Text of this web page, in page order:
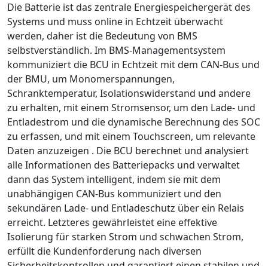
Die Batterie ist das zentrale Energiespeichergerät des
Systems und muss online in Echtzeit überwacht
werden, daher ist die Bedeutung von BMS
selbstverständlich. Im BMS-Managementsystem
kommuniziert die BCU in Echtzeit mit dem CAN-Bus und
der BMU, um Monomerspannungen,
Schranktemperatur, Isolationswiderstand und andere
zu erhalten, mit einem Stromsensor, um den Lade- und
Entladestrom und die dynamische Berechnung des SOC
zu erfassen, und mit einem Touchscreen, um relevante
Daten anzuzeigen . Die BCU berechnet und analysiert
alle Informationen des Batteriepacks und verwaltet
dann das System intelligent, indem sie mit dem
unabhängigen CAN-Bus kommuniziert und den
sekundären Lade- und Entladeschutz über ein Relais
erreicht. Letzteres gewährleistet eine effektive
Isolierung für starken Strom und schwachen Strom,
erfüllt die Kundenforderung nach diversen